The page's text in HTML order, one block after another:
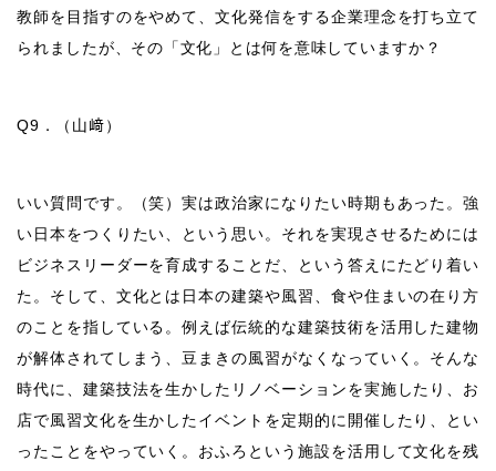
教師を目指すのをやめて、文化発信をする企業理念を打ち立て
られましたが、その「文化」とは何を意味していますか？
Q9 ．（山﨑）
いい質問です。（笑）実は政治家になりたい時期もあった。強
い日本をつくりたい、という思い。それを実現させるためには
ビジネスリーダーを育成することだ、という答えにたどり着い
た。そして、文化とは日本の建築や風習、食や住まいの在り方
のことを指している。例えば伝統的な建築技術を活用した建物
が解体されてしまう、豆まきの風習がなくなっていく。そんな
時代に、建築技法を生かしたリノベーションを実施したり、お
店で風習文化を生かしたイベントを定期的に開催したり、とい
ったことをやっていく。おふろという施設を活用して文化を残